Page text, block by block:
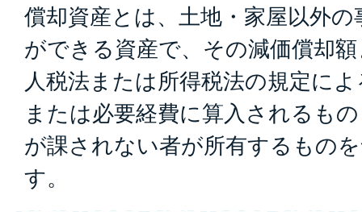
償却資産とは、土地・家屋以外
ができる資産で、その減価償却
人税法または所得税法の規定に
または必要経費に算入されるも
が課されない者が所有するもの
す。